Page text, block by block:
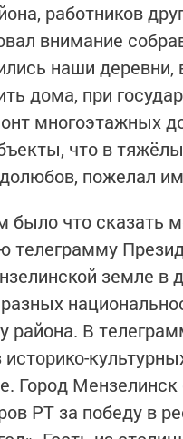
работников
внима­ние
наши
дома, при
многоэтажных
что в
пожелал
было что сказать
телеграмму
земле в
района. В
Город
РТ за победу в